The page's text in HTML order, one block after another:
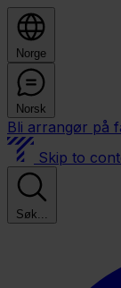
Norge
Norsk
Bli arrangør på
Skip to
Søk...